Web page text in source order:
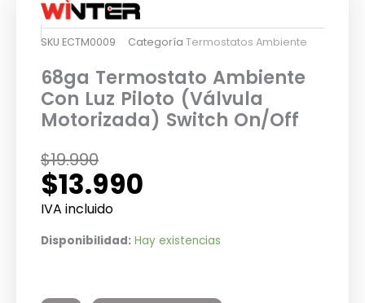
SKU ECTM0009 Categoría Termostatos Ambiente
68ga Termostato Ambiente
Con Luz Piloto (Válvula
Motorizada) Switch On/Off
$19.990
El
precio
original
$19.990.
$13.990
El
precio
actual
$13.990.
IVA incluido
Disponibilidad: Hay existencias
68ga